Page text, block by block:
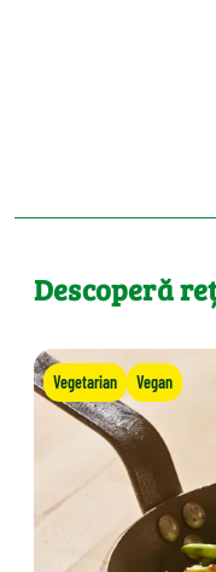
Descoperă
Vegetarian Vegan